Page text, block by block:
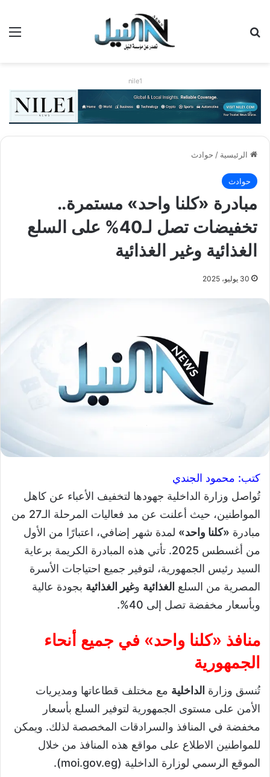
nile1
الرئيسية / حوادث
حوادث
مبادرة «كلنا واحد» مستمرة..
تخفيضات تصل لـ40% على السلع
الغذائية وغير الغذائية
30 يوليو، 2025
كتب: محمود الجندي
تُواصل وزارة الداخلية جهودها لتخفيف الأعباء عن كاهل
المواطنين، حيث أعلنت عن مد فعاليات المرحلة الـ27 من
مبادرة «كلنا واحد» لمدة شهر إضافي، اعتبارًا من الأول
من أغسطس 2025. تأتي هذه المبادرة الكريمة برعاية
السيد رئيس الجمهورية، لتوفير جميع احتياجات الأسرة
المصرية من السلع الغذائية وغير الغذائية بجودة عالية
وبأسعار مخفضة تصل إلى 40%.
منافذ «كلنا واحد» في جميع أنحاء
الجمهورية
تُنسق وزارة الداخلية مع مختلف قطاعاتها ومديريات
الأمن على مستوى الجمهورية لتوفير السلع بأسعار
مخفضة في المنافذ والسرادقات المخصصة لذلك. ويمكن
للمواطنين الاطلاع على مواقع هذه المنافذ من خلال
الموقع الرسمي لوزارة الداخلية (moi.gov.eg).